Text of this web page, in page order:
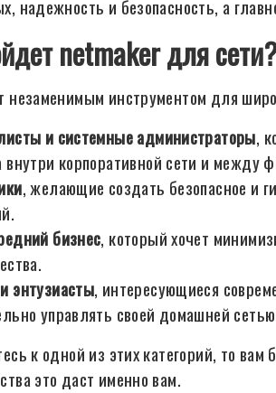
надежность и безопасность, а
netmaker для
незаменимым инструментом для
и системные администраторы,
внутри корпоративной сети и между
, желающие создать безопасное и
бизнес, который хочет
энтузиасты, интересующиеся
управлять своей домашней
к одной из этих категорий, то
это даст именно вам.